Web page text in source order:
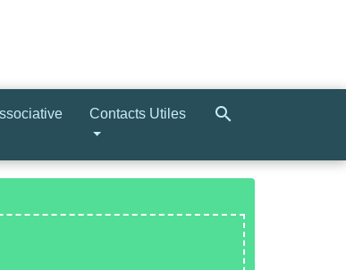
Contacts Utiles search